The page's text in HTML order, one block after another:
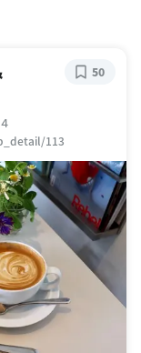
113
50